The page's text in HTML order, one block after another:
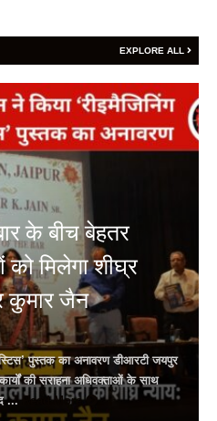
EXPLORE ALL
क्या कहता है
2026
(Lucky Number) के जरिए जानिए
रहेगा आपका आज का दिन?
Read More